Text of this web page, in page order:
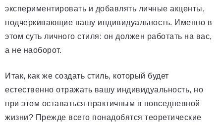
экспериментировать и добавлять личные акценты,
подчеркивающие вашу индивидуальность. Именно в
этом суть личного стиля: он должен работать на вас,
а не наоборот.
Итак, как же создать стиль, который будет
естественно отражать вашу индивидуальность, но
при этом оставаться практичным в повседневной
жизни? Прежде всего понадобятся теоретические